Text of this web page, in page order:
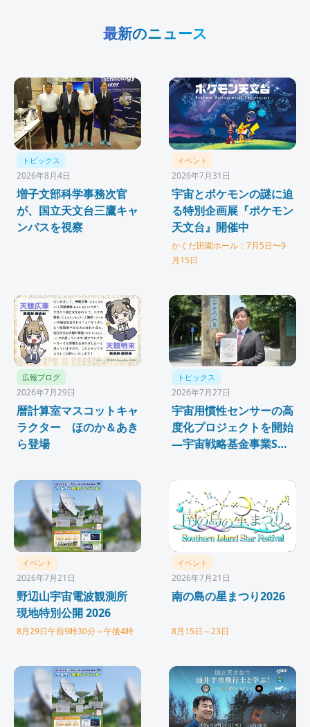
最新のニュース
トピックス
2026年8月4日
増子文部科学事務次官
が、国立天文台三鷹キャ
ンパスを視察
イベント
2026年7月31日
宇宙とポケモンの謎に迫
る特別企画展『ポケモン
天文台』開催中
かくだ田園ホール：7月5日〜9
月15日
広報ブログ
2026年7月29日
暦計算室マスコットキャ
ラクター ほのか＆あき
ら登場
トピックス
2026年7月27日
宇宙用慣性センサーの高
度化プロジェクトを開始
—宇宙戦略基金事業SX
ARK」に採択
イベント
2026年7月21日
野辺山宇宙電波観測所
現地特別公開 2026
8月29日午前9時30分～午後4時
イベント
2026年7月21日
南の島の星まつり2026
8月15日～23日